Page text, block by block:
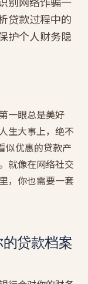
贷款过程中的
护个人财务隐
一眼总是美好
生大事上，绝不
似优惠的贷款产
就像在网络社交
，你也需要一套
贷款档案